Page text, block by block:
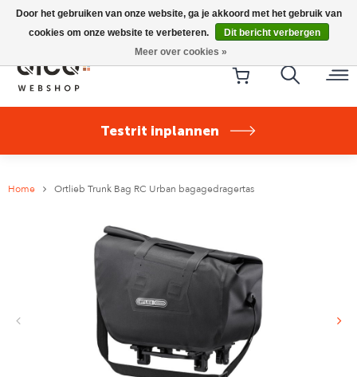
Riese & Müller Nevo5 Silent Core nu direct uit voorraad
leverbaar!
Testrit inplannen
Home Ortlieb Trunk Bag RC Urban bagagedragertas
Door het gebruiken van onze website, ga je akkoord met het gebruik van
cookies om onze website te verbeteren.
Dit bericht verbergen
Meer over cookies »